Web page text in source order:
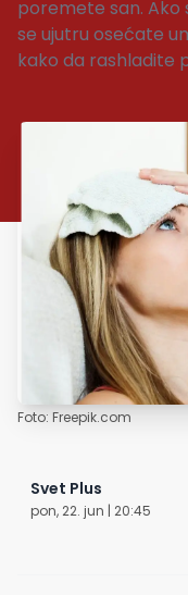
poremete san. Ako
se ujutru osećate
kako da rashladite
Foto: Freepik.com
Svet Plus
pon, 22. jun | 20:45